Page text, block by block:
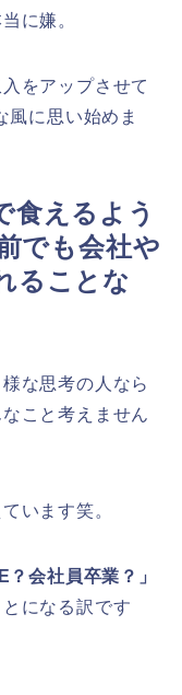
に嫌。
をアップさせて
風に思い始めま
食えるよう
でも会社や
ることな
な思考の人なら
こと考えません
います笑。
？会社員卒業？」
になる訳です